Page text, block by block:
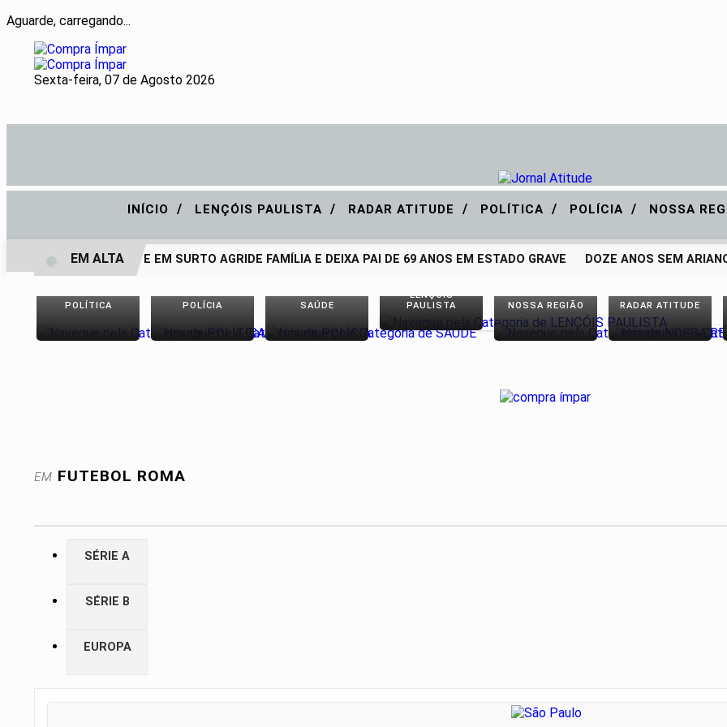
Aguarde, carregando...
Sexta-feira, 07 de Agosto 2026
INÍCIO / LENÇÓIS PAULISTA / RADAR ATITUDE / POLÍTICA / POLÍCIA / NOSSA
ADOLESCENTE EM SURTO AGRIDE FAMÍLIA E DEIXA PAI DE 69 ANOS EM ESTADO GRAVE DOZE ANOS SEM
EM ALTA
POLÍTICA POLÍCIA SAÚDE
LENÇÓIS
PAULISTA
NOSSA REGIÃO RADAR ATITUDE
EM FUTEBOL ROMA
SÉRIE A
SÉRIE B
EUROPA